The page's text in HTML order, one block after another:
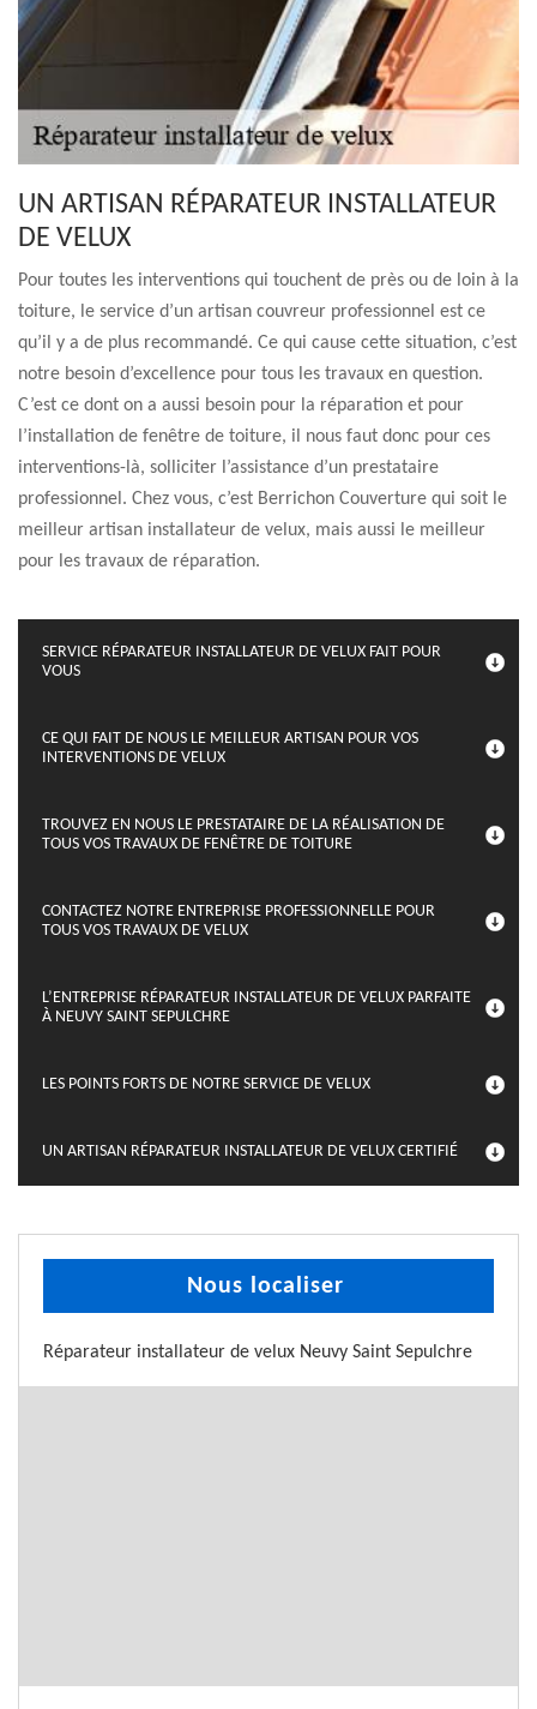
UN ARTISAN RÉPARATEUR INSTALLATEUR
DE VELUX
Pour toutes les interventions qui touchent de près ou de loin à la
toiture, le service d’un artisan couvreur professionnel est ce
qu’il y a de plus recommandé. Ce qui cause cette situation, c’est
notre besoin d’excellence pour tous les travaux en question.
C’est ce dont on a aussi besoin pour la réparation et pour
l’installation de fenêtre de toiture, il nous faut donc pour ces
interventions-là, solliciter l’assistance d’un prestataire
professionnel. Chez vous, c’est Berrichon Couverture qui soit le
meilleur artisan installateur de velux, mais aussi le meilleur
pour les travaux de réparation.
SERVICE RÉPARATEUR INSTALLATEUR DE VELUX FAIT POUR
VOUS
CE QUI FAIT DE NOUS LE MEILLEUR ARTISAN POUR VOS
INTERVENTIONS DE VELUX
TROUVEZ EN NOUS LE PRESTATAIRE DE LA RÉALISATION DE
TOUS VOS TRAVAUX DE FENÊTRE DE TOITURE
CONTACTEZ NOTRE ENTREPRISE PROFESSIONNELLE POUR
TOUS VOS TRAVAUX DE VELUX
L’ENTREPRISE RÉPARATEUR INSTALLATEUR DE VELUX PARFAITE
À NEUVY SAINT SEPULCHRE
LES POINTS FORTS DE NOTRE SERVICE DE VELUX
UN ARTISAN RÉPARATEUR INSTALLATEUR DE VELUX CERTIFIÉ
Nous localiser
Réparateur installateur de velux Neuvy Saint Sepulchre